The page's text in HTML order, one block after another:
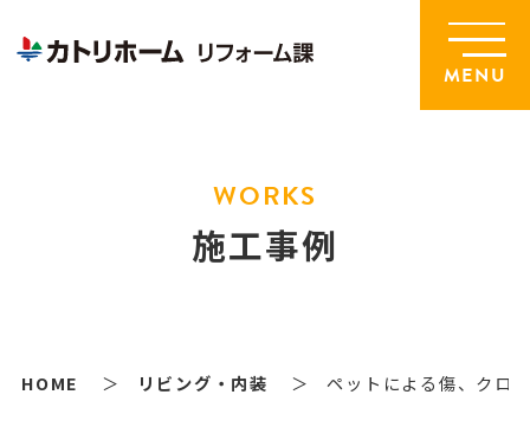
MENU
WORKS
施工事例
HOME リビング・内装 ペットによる傷、クロ